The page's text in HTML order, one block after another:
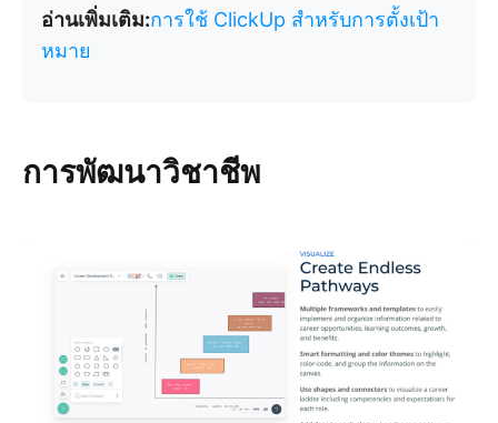
อ่านเพิ่มเติม:การใช้ ClickUp สำหรับการตั้งเป้า
หมาย
การพัฒนาวิชาชีพ